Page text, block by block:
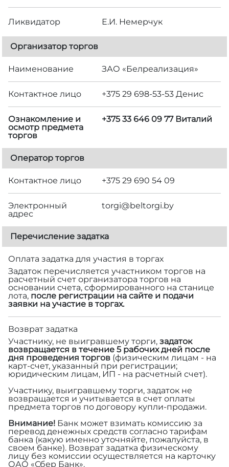
Ликвидатор Е.И. Немерчук
Организатор торгов
Наименование ЗАО «Белреализация»
Контактное лицо +375 29 698-53-53 Денис
Ознакомление и
осмотр предмета
торгов
+375 33 646 09 77 Виталий
Оператор торгов
Контактное лицо +375 29 690 54 09
Электронный
адрес
torgi@beltorgi.by
Перечисление задатка
Оплата задатка для участия в торгах
Задаток перечисляется участником торгов на
расчетный счет организатора торгов на
основании счета, сформированного на станице
лота, после регистрации на сайте и подачи
заявки на участие в торгах.
Возврат задатка
Участнику, не выигравшему торги, задаток
возвращается в течение 5 рабочих дней после
дня проведения торгов (физическим лицам - на
карт-счет, указанный при регистрации;
юридическим лицам, ИП - на расчетный счет).
Участнику, выигравшему торги, задаток не
возвращается и учитывается в счет оплаты
предмета торгов по договору купли-продажи.
Внимание! Банк может взимать комиссию за
перевод денежных средств согласно тарифам
банка (какую именно уточняйте, пожалуйста, в
своем банке). Возврат задатка физическому
лицу без комиссии осуществляется на карточку
ОАО «Сбер Банк».